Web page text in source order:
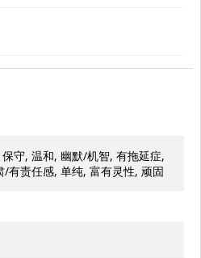
守, 温和, 幽默/机智, 有拖延症,
有责任感, 单纯, 富有灵性, 顽固